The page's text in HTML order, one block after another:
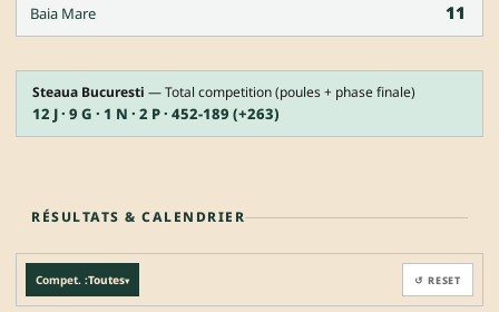
Baia Mare 11
Steaua Bucuresti — Total competition (poules + phase finale)
12 J · 9 G · 1 N · 2 P · 452-189 (+263)
RÉSULTATS & CALENDRIER
Compet. :Toutes▾ ↺ RESET